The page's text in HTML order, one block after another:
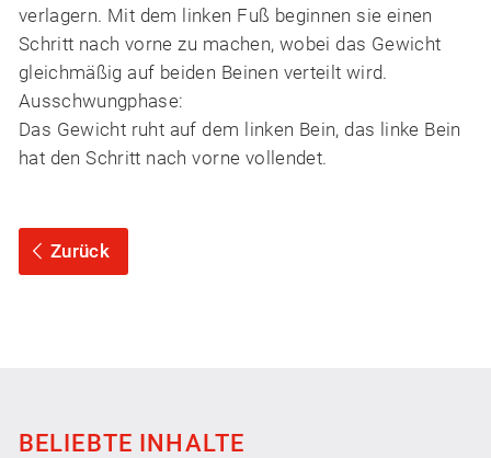
verlagern. Mit dem linken Fuß beginnen sie einen
Schritt nach vorne zu machen, wobei das Gewicht
gleichmäßig auf beiden Beinen verteilt wird.
Ausschwungphase:
Das Gewicht ruht auf dem linken Bein, das linke Bein
hat den Schritt nach vorne vollendet.
Zurück
BELIEBTE INHALTE